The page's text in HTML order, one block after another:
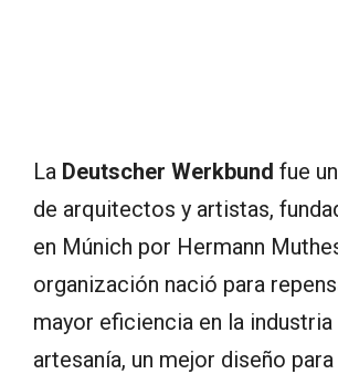
La Deutscher Werkbund fue
de arquitectos y artistas,
en Múnich por Hermann
organización nació para
mayor eficiencia en la industria
artesanía, un mejor diseño